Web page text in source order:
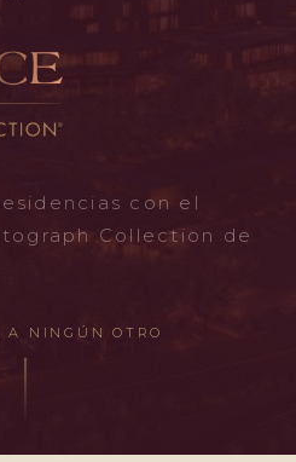
con el
Collection de
A NINGÚN OTRO